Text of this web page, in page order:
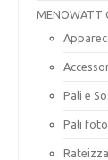
MENOWATT
Pali e
Pali